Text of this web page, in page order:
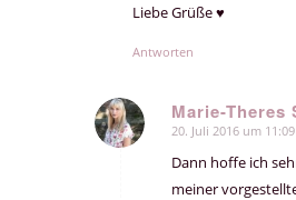
Liebe Grüße ♥
Antworten
Marie-Theres
sagte:
20. Juli 2016 um 11:09
Dann hoffe ich
meiner